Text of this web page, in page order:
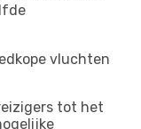
vluchten
tot het